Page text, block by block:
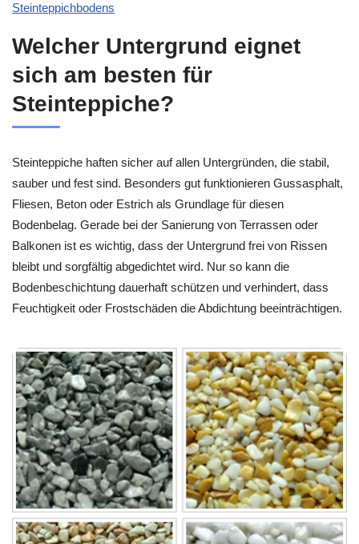
Steinteppichbodens
Welcher Untergrund eignet
sich am besten für
Steinteppiche?
Steinteppiche haften sicher auf allen Untergründen, die stabil,
sauber und fest sind. Besonders gut funktionieren Gussasphalt,
Fliesen, Beton oder Estrich als Grundlage für diesen
Bodenbelag. Gerade bei der Sanierung von Terrassen oder
Balkonen ist es wichtig, dass der Untergrund frei von Rissen
bleibt und sorgfältig abgedichtet wird. Nur so kann die
Bodenbeschichtung dauerhaft schützen und verhindert, dass
Feuchtigkeit oder Frostschäden die Abdichtung beeinträchtigen.